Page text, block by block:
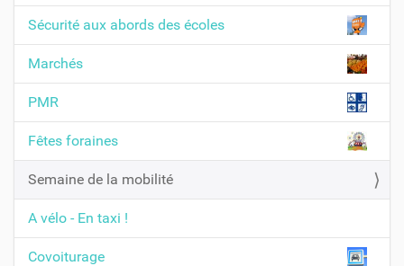
a
v
i
g
a
t
i
n
Sécurité aux abords des écoles
Marchés
PMR
Fêtes foraines
Semaine de la mobilité
A vélo - En taxi !
Covoiturage